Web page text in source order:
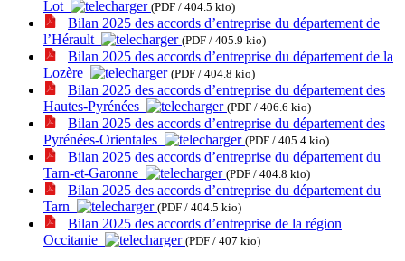
Lot
(PDF / 404.5 kio)
Bilan 2025 des accords d’entreprise du département de
l’Hérault
(PDF / 405.9 kio)
Bilan 2025 des accords d’entreprise du département de la
Lozère
(PDF / 404.8 kio)
Bilan 2025 des accords d’entreprise du département des
Hautes-Pyrénées
(PDF / 406.6 kio)
Bilan 2025 des accords d’entreprise du département des
Pyrénées-Orientales
(PDF / 405.4 kio)
Bilan 2025 des accords d’entreprise du département du
Tarn-et-Garonne
(PDF / 404.8 kio)
Bilan 2025 des accords d’entreprise du département du
Tarn
(PDF / 404.5 kio)
Bilan 2025 des accords d’entreprise de la région
Occitanie
(PDF / 407 kio)